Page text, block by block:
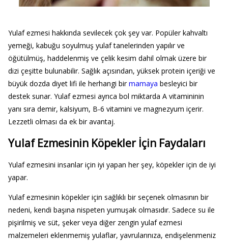
Yulaf ezmesi hakkında sevilecek çok şey var. Popüler kahvaltı
yemeği, kabuğu soyulmuş yulaf tanelerinden yapılır ve
öğütülmüş, haddelenmiş ve çelik kesim dahil olmak üzere bir
dizi çeşitte bulunabilir. Sağlık açısından, yüksek protein içeriği ve
büyük dozda diyet lifi ile herhangi birmamaya besleyici bir
destek sunar. Yulaf ezmesi ayrıca bol miktarda A vitamininin
yanı sıra demir, kalsiyum, B-6 vitamini ve magnezyum içerir.
Lezzetli olması da ek bir avantaj.
Yulaf Ezmesinin Köpekler İçin Faydaları
Yulaf ezmesini insanlar için iyi yapan her şey, köpekler için de iyi
yapar.
Yulaf ezmesinin köpekler için sağlıklı bir seçenek olmasının bir
nedeni, kendi başına nispeten yumuşak olmasıdır. Sadece su ile
pişirilmiş ve süt, şeker veya diğer zengin yulaf ezmesi
malzemeleri eklenmemiş yulaflar, yavrularınıza, endişelenmeniz